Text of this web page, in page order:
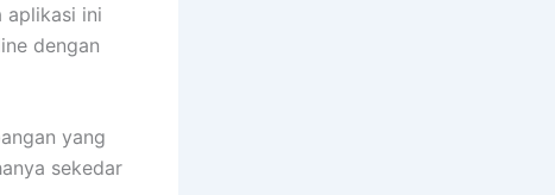
aplikasi ini
dengan
yang
sekedar